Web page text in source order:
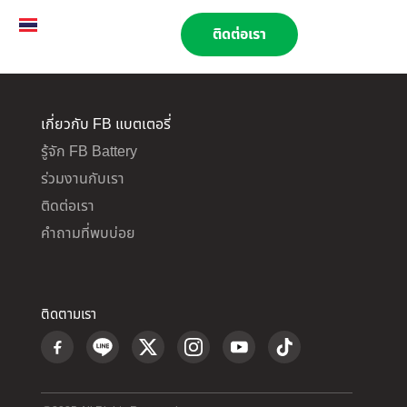
ติดต่อเรา
เกี่ยวกับ FB แบตเตอรี่
รู้จัก FB Battery
ร่วมงานกับเรา
ติดต่อเรา
คำถามที่พบบ่อย
ติดตามเรา